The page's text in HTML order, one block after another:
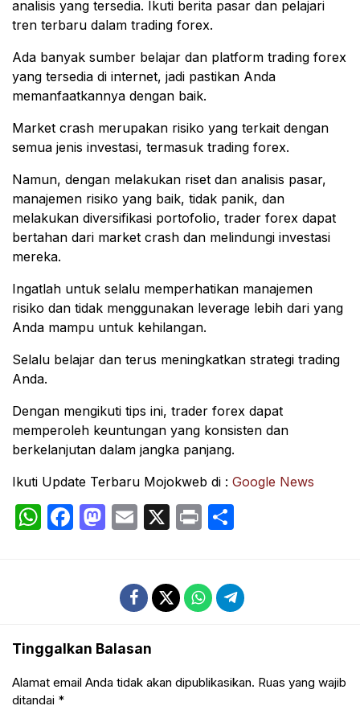
analisis yang tersedia. Ikuti berita pasar dan pelajari
tren terbaru dalam trading forex.
Ada banyak sumber belajar dan platform trading forex
yang tersedia di internet, jadi pastikan Anda
memanfaatkannya dengan baik.
Market crash merupakan risiko yang terkait dengan
semua jenis investasi, termasuk trading forex.
Namun, dengan melakukan riset dan analisis pasar,
manajemen risiko yang baik, tidak panik, dan
melakukan diversifikasi portofolio, trader forex dapat
bertahan dari market crash dan melindungi investasi
mereka.
Ingatlah untuk selalu memperhatikan manajemen
risiko dan tidak menggunakan leverage lebih dari yang
Anda mampu untuk kehilangan.
Selalu belajar dan terus meningkatkan strategi trading
Anda.
Dengan mengikuti tips ini, trader forex dapat
memperoleh keuntungan yang konsisten dan
berkelanjutan dalam jangka panjang.
Ikuti Update Terbaru Mojokweb di : Google News
WhatsApp
Facebook
Mastodon
Email
X Print
Tinggalkan Balasan
Alamat email Anda tidak akan dipublikasikan. Ruas yang wajib
ditandai *